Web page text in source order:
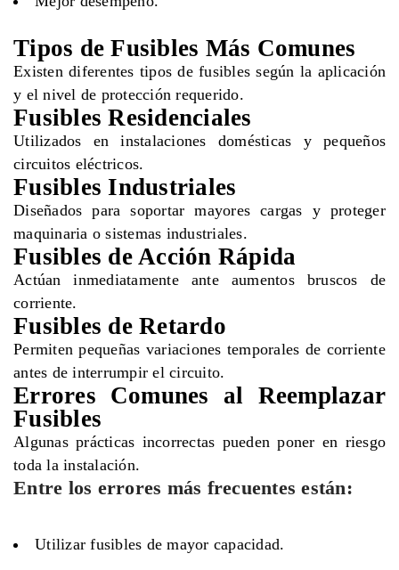
Tipos de Fusibles Más Comunes
Existen diferentes tipos de fusibles según la aplicación
y el nivel de protección requerido.
Fusibles Residenciales
Utilizados en instalaciones domésticas y pequeños
circuitos eléctricos.
Fusibles Industriales
Diseñados para soportar mayores cargas y proteger
maquinaria o sistemas industriales.
Fusibles de Acción Rápida
Actúan inmediatamente ante aumentos bruscos de
corriente.
Fusibles de Retardo
Permiten pequeñas variaciones temporales de corriente
antes de interrumpir el circuito.
Errores Comunes al Reemplazar
Fusibles
Algunas prácticas incorrectas pueden poner en riesgo
toda la instalación.
Entre los errores más frecuentes están:
Utilizar fusibles de mayor capacidad.